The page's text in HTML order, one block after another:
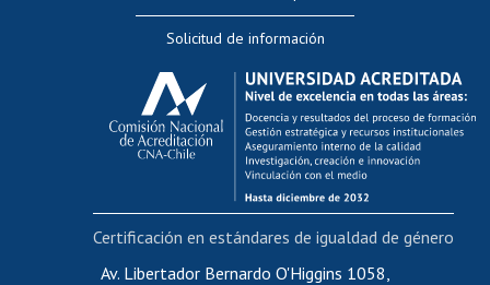
Evaluación docente
Calificación académica
Postulación al AUCAI
Funcionarias/os
Cursos internos de capacitación
Bienestar del personal
Portal de movilidad interna
Certificado de renta
Solicitud de información
Av. Libertador Bernardo O'Higgins 1058,
Certificación en estándares de igualdad de género